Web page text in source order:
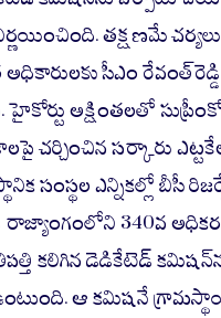
m తక్షణమే
సీఎం
అక్షింతలతో
చర్చించిన సర్కారు
సంస్థల ఎన్నికల్లో బీసీ
340వ
కలిగిన డెడికేటెడ్‌
ఆ కమిషనే